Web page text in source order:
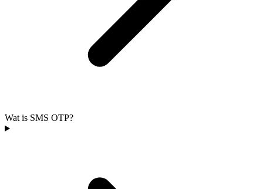
Wat is SMS OTP?